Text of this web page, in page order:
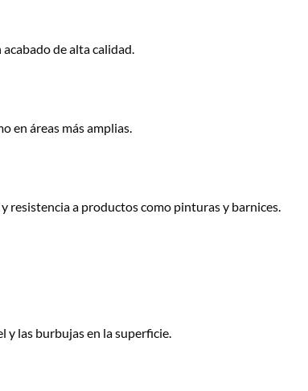
de alta calidad.
en áreas más amplias.
resistencia a productos como pinturas y barnices.
y las burbujas en la superficie.